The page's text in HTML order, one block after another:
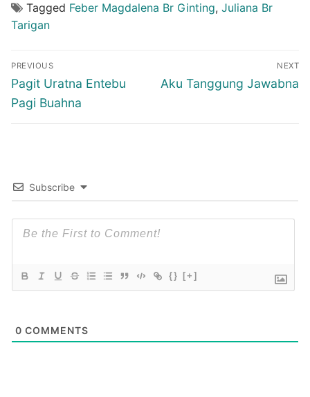
Tagged Feber Magdalena Br Ginting, Juliana Br
Tarigan
Post
navigation
PREVIOUS
Previous
post:
Pagit Uratna Entebu
Pagi Buahna
NEXT
Next
Aku Tanggung Jawabna
Subscribe
{} [+]
0 COMMENTS